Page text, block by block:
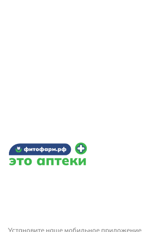
Установите наше мобильное приложение